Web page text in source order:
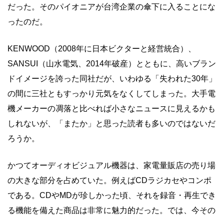
だった。そのパイオニアが台湾企業の傘下に入ることにな
ったのだ。
KENWOOD（2008年に日本ビクターと経営統合）、
SANSUI（山水電気、2014年破産）とともに、高いブラン
ドイメージを誇った同社だが、いわゆる「失われた30年」
の間に三社ともすっかり元気をなくしてしまった。大手電
機メーカーの凋落と比べれば小さなニュースに見えるかも
しれないが、「またか」と思った読者も多いのではないだ
ろうか。
かつてオーディオビジュアル機器は、家電量販店の売り場
の大きな部分を占めていた。例えばCDラジカセやコンポ
である。CDやMDが珍しかった頃、それを録音・再生でき
る機能を備えた商品は非常に魅力的だった。では、今その